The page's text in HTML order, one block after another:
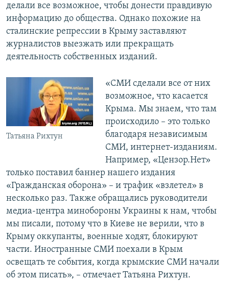
делали все возможное, чтобы донести правдивую
информацию до общества. Однако похожие на
сталинские репрессии в Крыму заставляют
журналистов выезжать или прекращать
деятельность собственных изданий.
Татьяна Рихтун
«СМИ сделали все от них
возможное, что касается
Крыма. Мы знаем, что там
происходило – это только
благодаря независимым
СМИ, интернет-изданиям.
Например, «Цензор.Нет»
только поставил баннер нашего издания
«Гражданская оборона» – и трафик «взлетел» в
несколько раз. Также обращались руководители
медиа-центра минобороны Украины к нам, чтобы
мы писали, потому что в Киеве не верили, что в
Крыму оккупанты, военные ходят, блокируют
части. Иностранные СМИ поехали в Крым
освещать те события, когда крымские СМИ начали
об этом писать», – отмечает Татьяна Рихтун.